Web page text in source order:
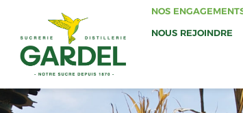
NOS
NOUS REJOINDRE